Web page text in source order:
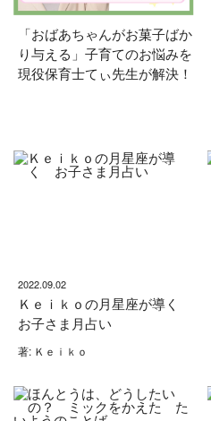
「おばあちゃんがお菓子ばか
り与える」子育てのお悩みを
現役保育士てぃ先生が解決！
2022.09.02
Ｋｅｉｋｏの月星座が導く
お子さま月占い
著: Ｋｅｉｋｏ